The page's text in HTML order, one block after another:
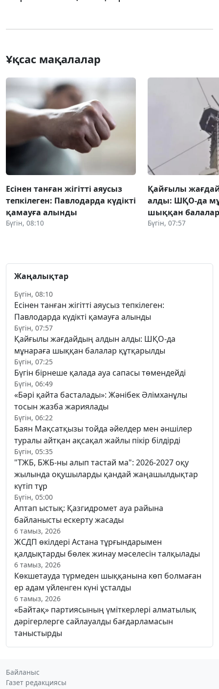
Ұқсас мақалалар
Есінен танған жігітті аяусыз
тепкілеген: Павлодарда күдікті
қамауға алынды
Бүгін, 08:10
Қайғылы
алды: ШҚО-да
шыққан
Бүгін, 07:57
Жаңалықтар
Бүгін, 08:10
Есінен танған жігітті аяусыз тепкілеген:
Павлодарда күдікті қамауға алынды
Бүгін, 07:57
Қайғылы жағдайдың алдын алды: ШҚО-да
мұнараға шыққан балалар құтқарылды
Бүгін, 07:25
Бүгін бірнеше қалада ауа сапасы төмендейді
Бүгін, 06:49
«Бәрі қайта басталады»: Жәнібек Әлімханұлы
тосын жазба жариялады
Бүгін, 06:22
Баян Мақсатқызы тойда әйелдер мен әншілер
туралы айтқан ақсақал жайлы пікір білдірді
Бүгін, 05:35
"ТЖБ, БЖБ-ны алып тастай ма": 2026-2027 оқу
жылында оқушыларды қандай жаңашылдықтар
күтіп тұр
Бүгін, 05:00
Аптап ыстық: Қазгидромет ауа райына
байланысты ескерту жасады
6 тамыз, 2026
ЖСДП өкілдері Астана тұрғындарымен
қалдықтарды бөлек жинау мәселесін талқылады
6 тамыз, 2026
Көкшетауда түрмеден шыққанына көп болмаған
ер адам үйленген күні ұсталды
6 тамыз, 2026
«Байтақ» партиясының үміткерлері алматылық
дәрігерлерге сайлауалды бағдарламасын
таныстырды
Байланыс
Газет редакциясы